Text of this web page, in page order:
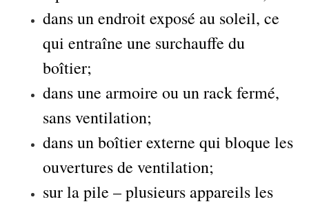
dans un endroit exposé au soleil, ce
qui entraîne une surchauffe du
boîtier;
dans une armoire ou un rack fermé,
sans ventilation;
dans un boîtier externe qui bloque les
ouvertures de ventilation;
sur la pile – plusieurs appareils les